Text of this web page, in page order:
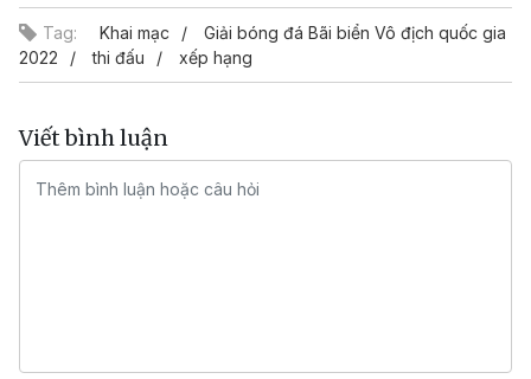
Tag: Khai mạc
Giải bóng đá Bãi biển Vô địch quốc gia
2022
thi đấu xếp hạng
Viết bình luận